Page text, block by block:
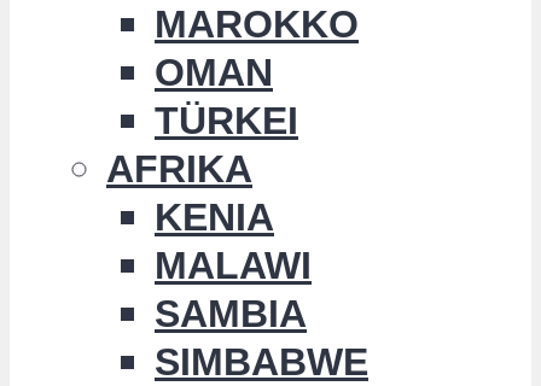
MAROKKO
OMAN
TÜRKEI
AFRIKA
KENIA
MALAWI
SAMBIA
SIMBABWE